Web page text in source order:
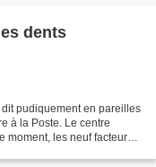
dents
pudiquement en pareilles
à la Poste. Le centre
les neuf facteurs